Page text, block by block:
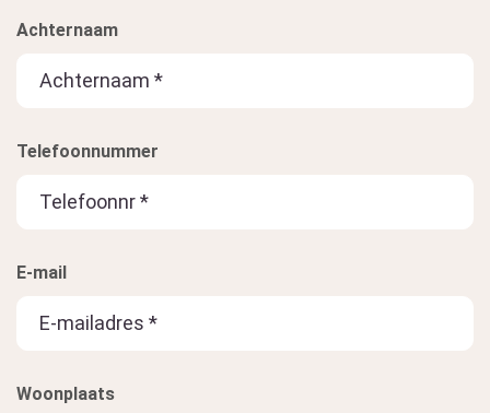
Achternaam
Telefoonnummer
E-mail
Woonplaats